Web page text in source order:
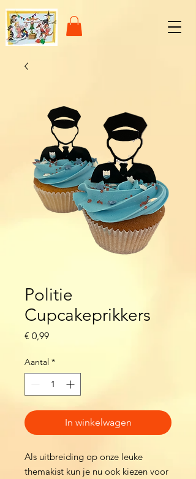
Politie
Cupcakeprikkers
€ 0,99Prijs
Aantal *
In winkelwagen
Als uitbreiding op onze leuke
themakist kun je nu ook kiezen voor